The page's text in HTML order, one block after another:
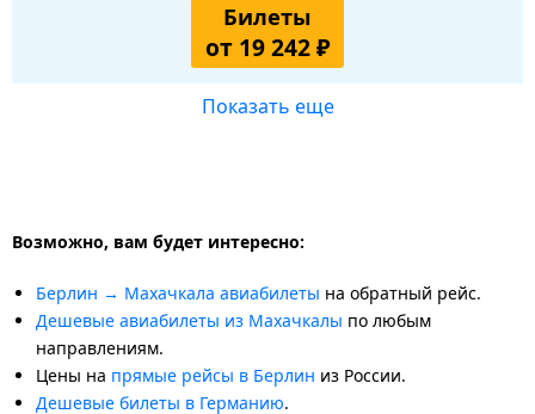
Билеты
от 19 242 ₽
Показать еще
Возможно, вам будет интересно:
Берлин → Махачкала авиабилеты на обратный рейс.
Дешевые авиабилеты из Махачкалы по любым
направлениям.
Цены на прямые рейсы в Берлин из России.
Дешевые билеты в Германию.